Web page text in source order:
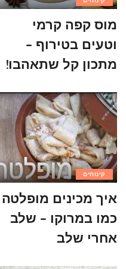
מוס קפה קרמי
וטעים בטירוף –
מתכון קל שתאהבו!
קינוחים
איך מכינים מופלטה
כמו במרוקו – שלב
אחרי שלב